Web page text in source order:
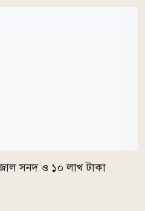
জাল সনদ ও ১০ লাখ টাকা